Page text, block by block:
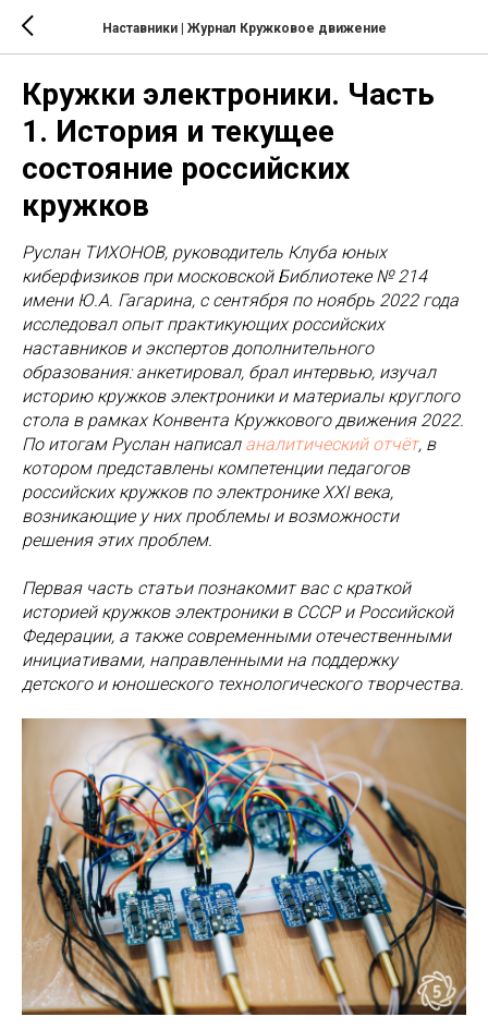
Наставники | Журнал Кружковое движение
Кружки электроники. Часть
1. История и текущее
состояние российских
кружков
Руслан ТИХОНОВ, руководитель Клуба юных
киберфизиков при московской Библиотеке № 214
имени Ю.А. Гагарина, с сентября по ноябрь 2022 года
исследовал опыт практикующих российских
наставников и экспертов дополнительного
образования: анкетировал, брал интервью, изучал
историю кружков электроники и материалы круглого
стола в рамках Конвента Кружкового движения 2022.
По итогам Руслан написал аналитический отчёт, в
котором представлены компетенции педагогов
российских кружков по электронике XXI века,
возникающие у них проблемы и возможности
решения этих проблем.
Первая часть статьи познакомит вас с краткой
историей кружков электроники в СССР и Российской
Федерации, а также современными отечественными
инициативами, направленными на поддержку
детского и юношеского технологического творчества.